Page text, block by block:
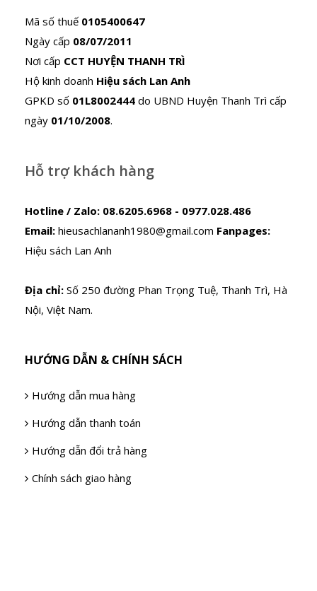
Mã số thuế 0105400647
Ngày cấp 08/07/2011
Nơi cấp CCT HUYỆN THANH TRÌ
Hộ kinh doanh Hiệu sách Lan Anh
GPKD số 01L8002444 do UBND Huyện Thanh Trì cấp
ngày 01/10/2008.
Hỗ trợ khách hàng
Hotline / Zalo: 08.6205.6968 - 0977.028.486
Email: hieusachlananh1980@gmail.com Fanpages:
Hiệu sách Lan Anh
Địa chỉ: Số 250 đường Phan Trọng Tuệ, Thanh Trì, Hà
Nội, Việt Nam.
HƯỚNG DẪN & CHÍNH SÁCH
Hướng dẫn mua hàng
Hướng dẫn thanh toán
Hướng dẫn đổi trả hàng
Chính sách giao hàng